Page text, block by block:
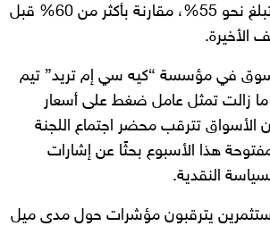
الفائدة في سبتمبر تبلغ نحو 55%، مقارنة بأكثر من 60% قبل
الأخيرة.
في مؤسسة “كيه سي إم تريد” تيم
ما زالت تمثل عامل ضغط على أسعار
الأسواق تترقب محضر اجتماع اللجنة
هذا الأسبوع بحثًا عن إشارات
النقدية.
يترقبون مؤشرات حول مدى ميل